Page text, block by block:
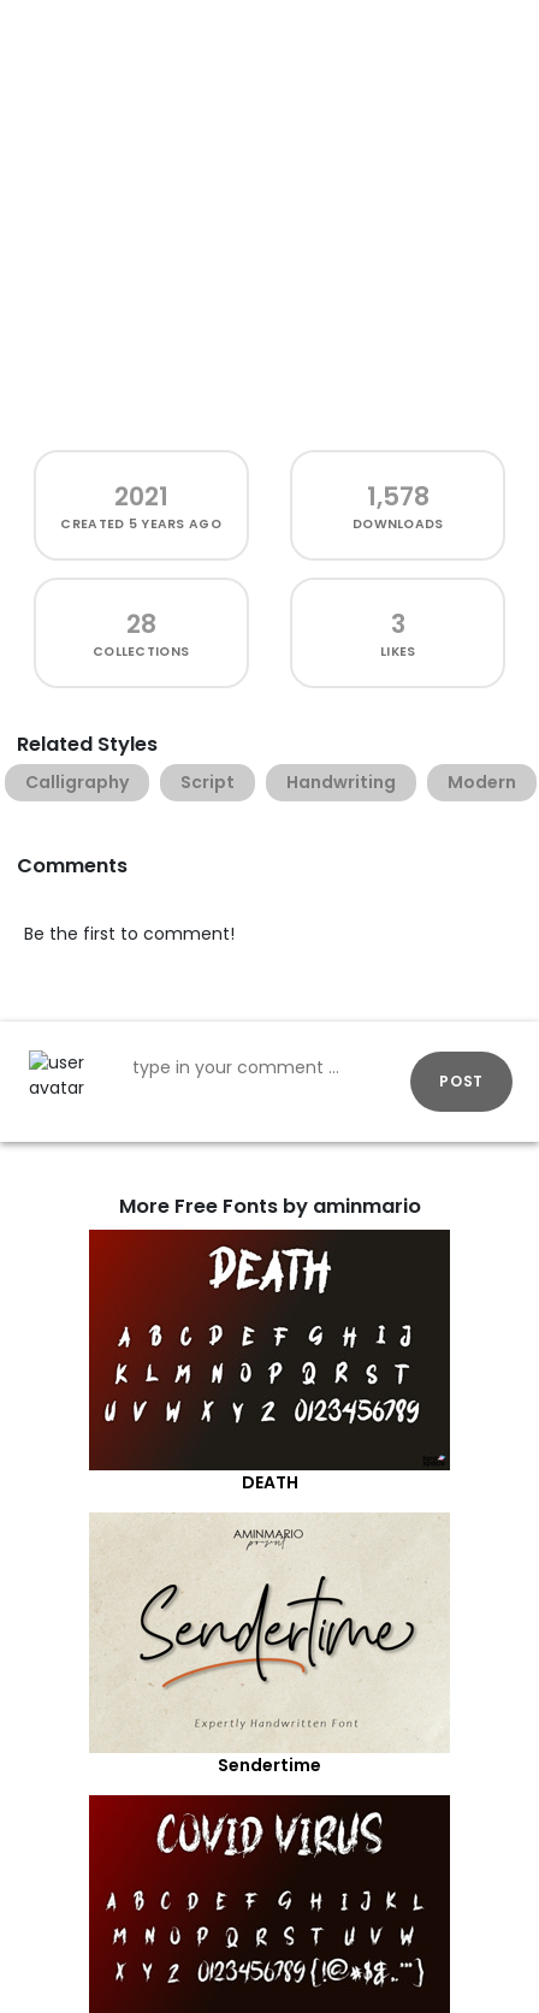
2021
CREATED 5 YEARS AGO
1,578
DOWNLOADS
28
COLLECTIONS
3
LIKES
Related Styles
Calligraphy Script Handwriting Modern
Comments
Be the first to comment!
POST
More Free Fonts by aminmario
DEATH
Sendertime